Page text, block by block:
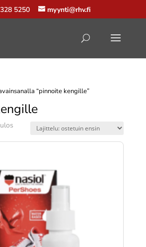
5250 myynti@rhv.fi
“pinnoite kengille”